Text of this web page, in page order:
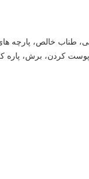
خالص، پارچه های
کردن، برش، پاره